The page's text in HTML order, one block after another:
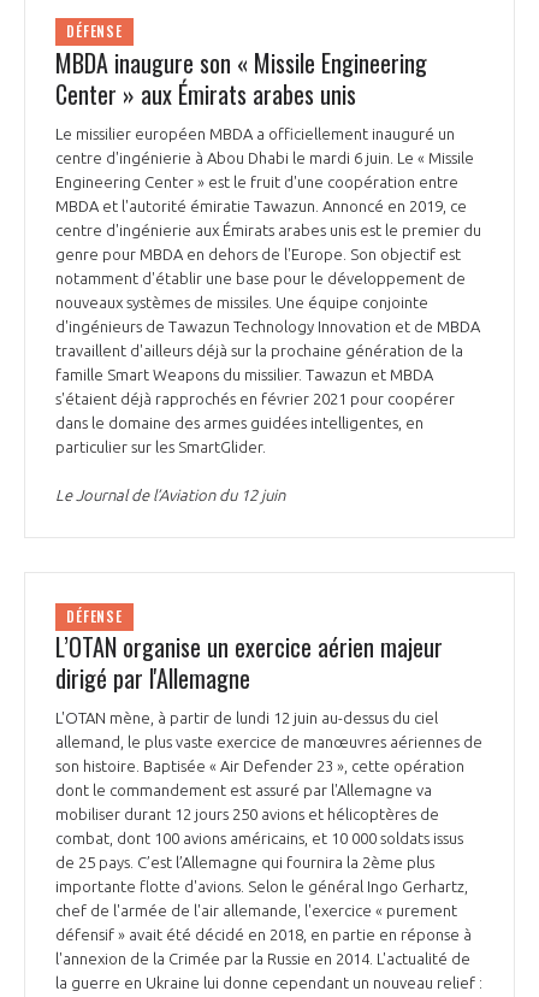
DÉFENSE
MBDA inaugure son « Missile Engineering
Center » aux Émirats arabes unis
Le missilier européen MBDA a officiellement inauguré un
centre d'ingénierie à Abou Dhabi le mardi 6 juin. Le « Missile
Engineering Center » est le fruit d'une coopération entre
MBDA et l'autorité émiratie Tawazun. Annoncé en 2019, ce
centre d'ingénierie aux Émirats arabes unis est le premier du
genre pour MBDA en dehors de l'Europe. Son objectif est
notamment d'établir une base pour le développement de
nouveaux systèmes de missiles. Une équipe conjointe
d'ingénieurs de Tawazun Technology Innovation et de MBDA
travaillent d'ailleurs déjà sur la prochaine génération de la
famille Smart Weapons du missilier. Tawazun et MBDA
s'étaient déjà rapprochés en février 2021 pour coopérer
dans le domaine des armes guidées intelligentes, en
particulier sur les SmartGlider.
Le Journal de l’Aviation du 12 juin
DÉFENSE
L’OTAN organise un exercice aérien majeur
dirigé par l'Allemagne
L'OTAN mène, à partir de lundi 12 juin au-dessus du ciel
allemand, le plus vaste exercice de manœuvres aériennes de
son histoire. Baptisée « Air Defender 23 », cette opération
dont le commandement est assuré par l'Allemagne va
mobiliser durant 12 jours 250 avions et hélicoptères de
combat, dont 100 avions américains, et 10 000 soldats issus
de 25 pays. C’est l’Allemagne qui fournira la 2ème plus
importante flotte d'avions. Selon le général Ingo Gerhartz,
chef de l'armée de l'air allemande, l'exercice « purement
défensif » avait été décidé en 2018, en partie en réponse à
l'annexion de la Crimée par la Russie en 2014. L'actualité de
la guerre en Ukraine lui donne cependant un nouveau relief :